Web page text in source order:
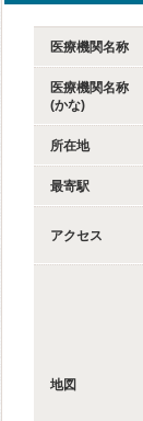
医療機関名称
医療機関名称
(かな)
所在地
最寄駅
アクセス
地図